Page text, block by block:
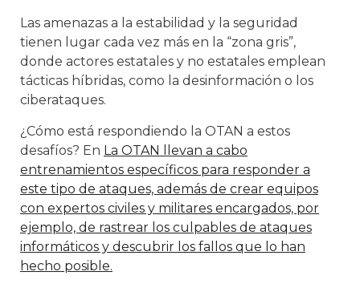
Las amenazas a la estabilidad y la seguridad
tienen lugar cada vez más en la “zona gris”,
donde actores estatales y no estatales emplean
tácticas híbridas, como la desinformación o los
ciberataques.
¿Cómo está respondiendo la OTAN a estos
desafíos? En La OTAN llevan a cabo
entrenamientos específicos para responder a
este tipo de ataques, además de crear equipos
con expertos civiles y militares encargados, por
ejemplo, de rastrear los culpables de ataques
informáticos y descubrir los fallos que lo han
hecho posible.